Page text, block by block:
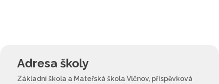
Adresa školy
Základní škola a Mateřská škola Vlčnov, příspěvková